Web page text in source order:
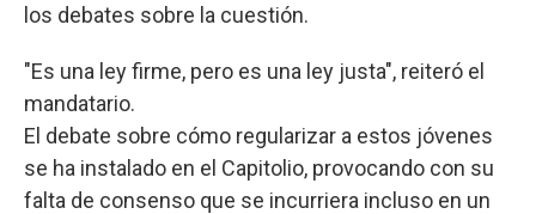
los debates sobre la cuestión.
"Es una ley firme, pero es una ley justa", reiteró el
mandatario.
El debate sobre cómo regularizar a estos jóvenes
se ha instalado en el Capitolio, provocando con su
falta de consenso que se incurriera incluso en un